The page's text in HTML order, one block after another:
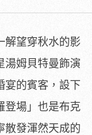
解望穿秋水的影
湯姆貝特曼飾演
宴的賓客，設下
場」 也是布克
散發渾然天成的